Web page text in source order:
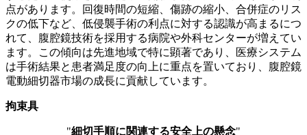
点があります。回復時間の短縮、傷跡の縮小、合併症のリス
クの低下など、低侵襲手術の利点に対する認識が高まるにつ
れて、腹腔鏡技術を採用する病院や外科センターが増えてい
ます。この傾向は先進地域で特に顕著であり、医療システム
は手術結果と患者満足度の向上に重点を置いており、腹腔鏡
電動細切器市場の成長に貢献しています。
拘束具
"細切手順に関連する安全上の懸念"